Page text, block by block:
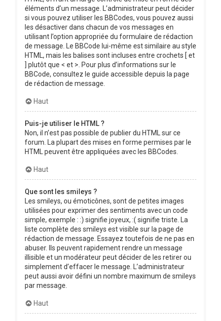
éléments d’un message. L’administrateur peut décider
si vous pouvez utiliser les BBCodes, vous pouvez aussi
les désactiver dans chacun de vos messages en
utilisant l’option appropriée du formulaire de rédaction
de message. Le BBCode lui-même est similaire au style
HTML, mais les balises sont incluses entre crochets [ et
] plutôt que < et >. Pour plus d’informations sur le
BBCode, consultez le guide accessible depuis la page
de rédaction de message.
Haut
Puis-je utiliser le HTML ?
Non, il n’est pas possible de publier du HTML sur ce
forum. La plupart des mises en forme permises par le
HTML peuvent être appliquées avec les BBCodes.
Haut
Que sont les smileys ?
Les smileys, ou émoticônes, sont de petites images
utilisées pour exprimer des sentiments avec un code
simple, exemple : :) signifie joyeux, :( signifie triste. La
liste complète des smileys est visible sur la page de
rédaction de message. Essayez toutefois de ne pas en
abuser. Ils peuvent rapidement rendre un message
illisible et un modérateur peut décider de les retirer ou
simplement d’effacer le message. L’administrateur
peut aussi avoir défini un nombre maximum de smileys
par message.
Haut